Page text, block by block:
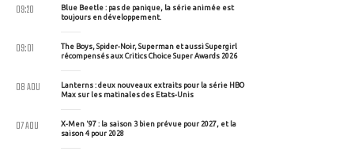
Blue Beetle : pas de panique, la série animée est
toujours en développement.
09:20
The Boys, Spider-Noir, Superman et aussi Supergirl
récompensés aux Critics Choice Super Awards 2026
09:01
Lanterns : deux nouveaux extraits pour la série HBO
Max sur les matinales des Etats-Unis
08 AOU
X-Men '97 : la saison 3 bien prévue pour 2027, et la
saison 4 pour 2028
07 AOU